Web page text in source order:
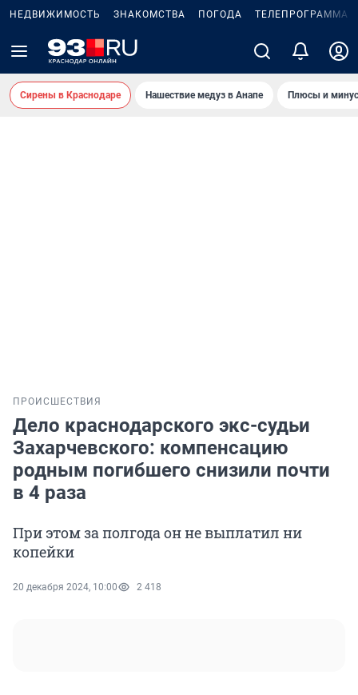
НЕДВИЖИМОСТЬ ЗНАКОМСТВА ПОГОДА ТЕЛЕПРОГРАММА
Сирены в Краснодаре Нашествие медуз в Анапе Плюсы и
ПРОИСШЕСТВИЯ
Дело краснодарского экс-судьи
Захарчевского: компенсацию
родным погибшего снизили почти
в 4 раза
При этом за полгода он не выплатил ни
копейки
20 декабря 2024, 10:00 2 418